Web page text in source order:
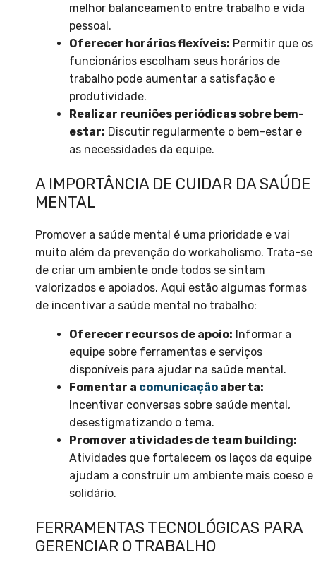
melhor balanceamento entre trabalho e vida
pessoal.
Oferecer horários flexíveis: Permitir que os
funcionários escolham seus horários de
trabalho pode aumentar a satisfação e
produtividade.
Realizar reuniões periódicas sobre bem-
estar: Discutir regularmente o bem-estar e
as necessidades da equipe.
A IMPORTÂNCIA DE CUIDAR DA SAÚDE
MENTAL
Promover a saúde mental é uma prioridade e vai
muito além da prevenção do workaholismo. Trata-se
de criar um ambiente onde todos se sintam
valorizados e apoiados. Aqui estão algumas formas
de incentivar a saúde mental no trabalho:
Oferecer recursos de apoio: Informar a
equipe sobre ferramentas e serviços
disponíveis para ajudar na saúde mental.
Fomentar a comunicação aberta:
Incentivar conversas sobre saúde mental,
desestigmatizando o tema.
Promover atividades de team building:
Atividades que fortalecem os laços da equipe
ajudam a construir um ambiente mais coeso e
solidário.
FERRAMENTAS TECNOLÓGICAS PARA
GERENCIAR O TRABALHO